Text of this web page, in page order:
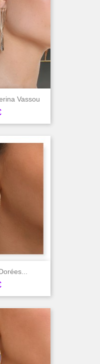
Vassou